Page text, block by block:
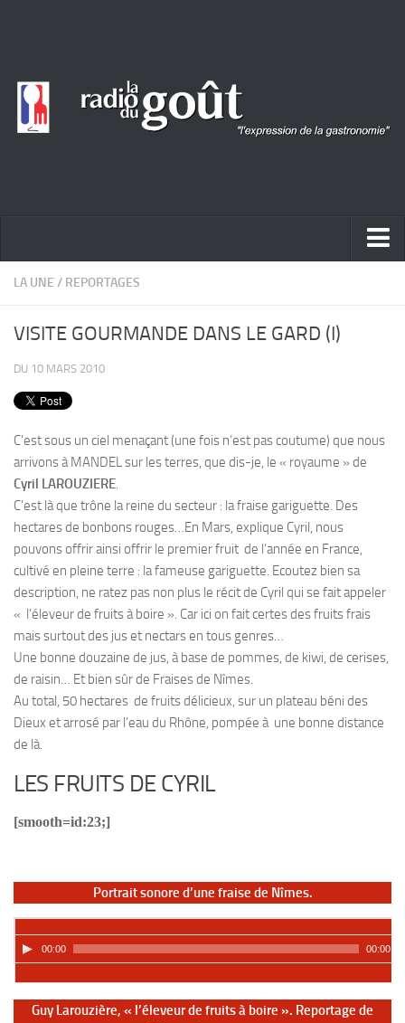
ACTUALITÉ
PRODUITS
RECETTES
Entrées
Plats
Sauces
LA UNE / REPORTAGES
VISITE GOURMANDE DANS LE GARD (I)
DU 10 MARS 2010
C’est sous un ciel menaçant (une fois n’est pas coutume) que nous
arrivons à MANDEL sur les terres, que dis-je, le « royaume » de
Cyril LAROUZIERE.
C’est là que trône la reine du secteur : la fraise gariguette. Des
hectares de bonbons rouges…En Mars, explique Cyril, nous
pouvons offrir ainsi offrir le premier fruit de l’année en France,
cultivé en pleine terre : la fameuse gariguette. Ecoutez bien sa
description, ne ratez pas non plus le récit de Cyril qui se fait appeler
« l’éleveur de fruits à boire ». Car ici on fait certes des fruits frais
mais surtout des jus et nectars en tous genres…
Une bonne douzaine de jus, à base de pommes, de kiwi, de cerises,
de raisin… Et bien sûr de Fraises de Nîmes.
Au total, 50 hectares de fruits délicieux, sur un plateau béni des
Dieux et arrosé par l’eau du Rhône, pompée à une bonne distance
de là.
LES FRUITS DE CYRIL
[smooth=id:23;]
Portrait sonore d’une fraise de Nîmes.
00:00 00:00
Guy Larouzière, « l’éleveur de fruits à boire ». Reportage de